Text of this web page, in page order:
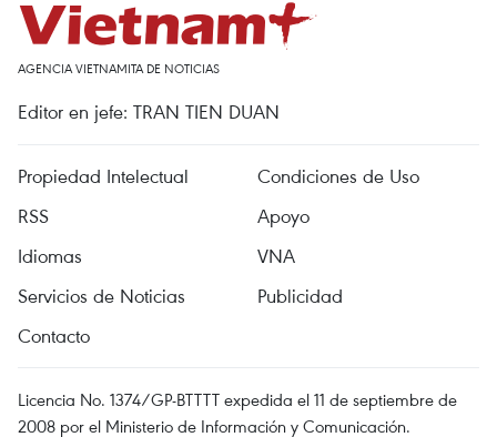
AGENCIA VIETNAMITA DE NOTICIAS
Editor en jefe: TRAN TIEN DUAN
Propiedad Intelectual
Condiciones de Uso
RSS
Apoyo
Idiomas
VNA
Servicios de Noticias
Publicidad
Contacto
Licencia No. 1374/GP-BTTTT expedida el 11 de septiembre de
2008 por el Ministerio de Información y Comunicación.